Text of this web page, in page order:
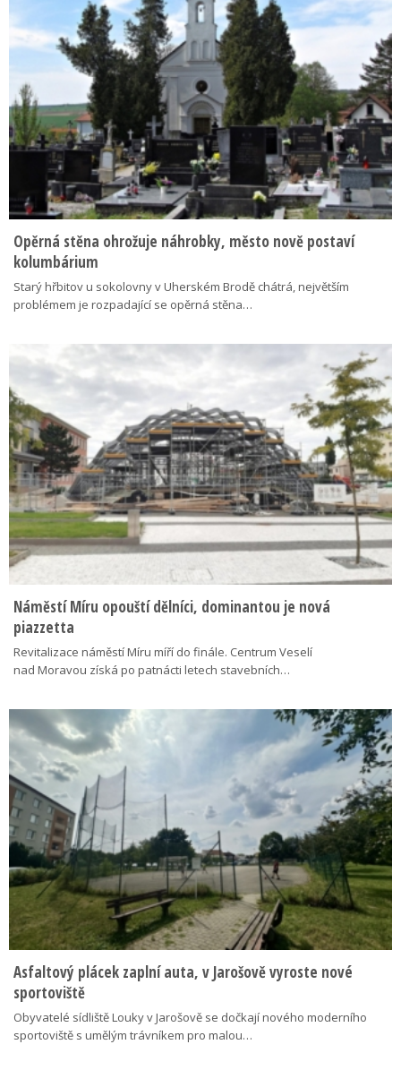
Opěrná stěna ohrožuje náhrobky, město nově postaví
kolumbárium
Starý hřbitov u sokolovny v Uherském Brodě chátrá, největším
problémem je rozpadající se opěrná stěna…
Náměstí Míru opouští dělníci, dominantou je nová
piazzetta
Revitalizace náměstí Míru míří do finále. Centrum Veselí
nad Moravou získá po patnácti letech stavebních…
Asfaltový plácek zaplní auta, v Jarošově vyroste nové
sportoviště
Obyvatelé sídliště Louky v Jarošově se dočkají nového moderního
sportoviště s umělým trávníkem pro malou…